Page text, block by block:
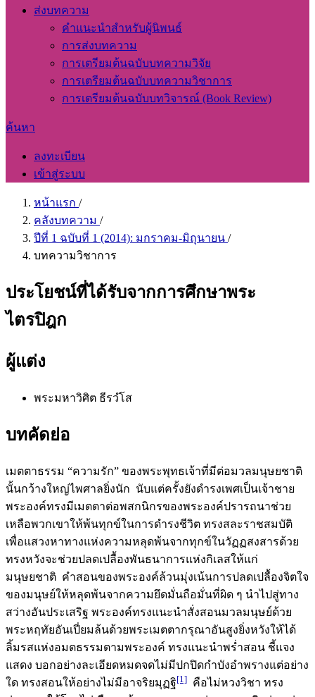
ส่งบทความ
คำแนะนำสำหรับผู้นิพนธ์
การส่งบทความ
การเตรียมต้นฉบับบทความวิจัย
การเตรียมต้นฉบับบทความวิชาการ
การเตรียมต้นฉบับบทวิจารณ์ (Book Review)
ค้นหา
ลงทะเบียน
เข้าสู่ระบบ
หน้าแรก /
คลังบทความ /
ปีที่ 1 ฉบับที่ 1 (2014): มกราคม-มิถุนายน /
บทความวิชาการ
ประโยชน์ที่ได้รับจากการศึกษาพระ
ไตรปิฎก
ผู้แต่ง
พระมหาวิศิต ธีรวํโส
บทคัดย่อ
เมตตาธรรม “ความรัก” ของพระพุทธเจ้าที่มีต่อมวลมนุษยชาติ
นั้นกว้างใหญ่ไพศาลยิ่งนัก นับแต่ครั้งยังดำรงเพศเป็นเจ้าชาย
พระองค์ทรงมีเมตตาต่อพสกนิกรของพระองค์ปรารถนาช่วย
เหลือพวกเขาให้พ้นทุกข์ในการดำรงชีวิต ทรงสละราชสมบัติ
เพื่อแสวงหาทางแห่งความหลุดพ้นจากทุกข์ในวัฏฏสงสารด้วย
ทรงหวังจะช่วยปลดเปลื้องพันธนาการแห่งกิเลสให้แก่
มนุษยชาติ คำสอนของพระองค์ล้วนมุ่งเน้นการปลดเปลื้องจิตใจ
ของมนุษย์ให้หลุดพ้นจากความยึดมั่นถือมั่นที่ผิด ๆ นำไปสู่ทาง
สว่างอันประเสริฐ พระองค์ทรงแนะนำสั่งสอนมวลมนุษย์ด้วย
พระหฤทัยอันเปี่ยมล้นด้วยพระเมตตากรุณาอันสูงยิ่งหวังให้ได้
ลิ้มรสแห่งอมตธรรมตามพระองค์ ทรงแนะนำพร่ำสอน ชี้แจง
แสดง บอกอย่างละเอียดหมดจดไม่มีปกปิดกำบังอำพรางแต่อย่าง
ใด ทรงสอนให้อย่างไม่มีอาจริยมุฏฐิ[1] คือไม่หวงวิชา ทรง